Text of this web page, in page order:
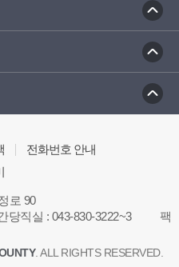
전화번호 안내
로 90
당직실 : 043-830-3222~3
팩
. ALL RIGHTS RESERVED.